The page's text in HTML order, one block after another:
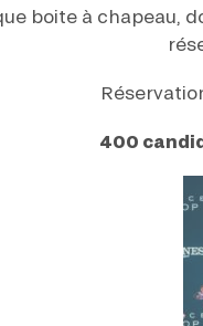
boite à chapeau,
400